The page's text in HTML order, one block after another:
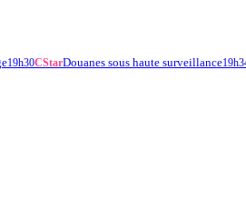
19h30CStarDouanes sous haute surveillance